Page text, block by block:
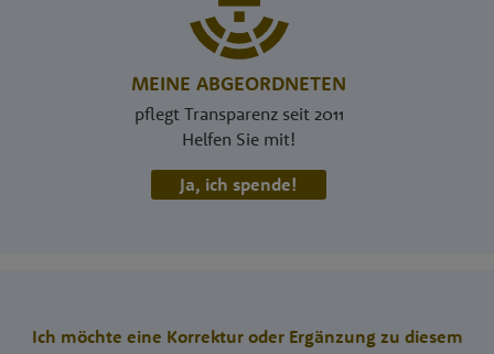
MEINE ABGEORDNETEN
pflegt Transparenz seit 2011
Helfen Sie mit!
Ja, ich spende!
Ich möchte eine Korrektur oder Ergänzung zu diesem